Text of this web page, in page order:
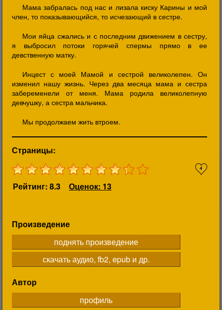
Мама забралась под нас и лизала киску Карины и мой
член, то показывающийся, то исчезающий в сестре.
Мои яйца сжались и с последним движением в сестру,
я выбросил потоки горячей спермы прямо в ее
девственную матку.
Инцест с моей Мамой и сестрой великолепен. Он
изменил нашу жизнь. Через два месяца мама и сестра
забеременели от меня. Мама родила великолепную
девчушку, а сестра мальчика.
Мы продолжаем жить втроем.
Страницы:
4
Рейтинг: 8.3 Оценок: 13
Произведение
поднять произведение
скачать аудио, fb2, epub и др.
Автор
профиль